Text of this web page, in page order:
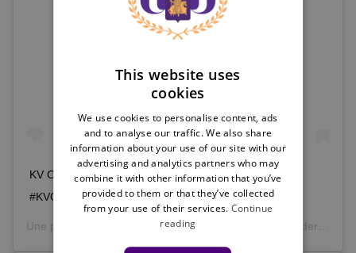
Voir cette publication sur Instagram
KV Oostende 2-0 #RSCA @ HALF TIME ⚽️ #COYM
#KVOAND
Une publication partagée parRSC Anderlecht (@rscanderlecht) le
This website uses
cookies
We use cookies to personalise content, ads
and to analyse our traffic. We also share
information about your use of our site with our
advertising and analytics partners who may
combine it with other information that you’ve
provided to them or that they’ve collected
from your use of their services. Continue
reading